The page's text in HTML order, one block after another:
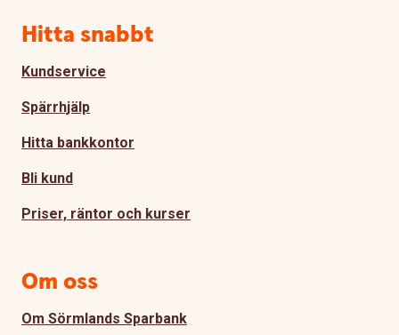
Sidfot
Hitta snabbt
Kundservice
Spärrhjälp
Hitta bankkontor
Bli kund
Priser, räntor och kurser
Om oss
Om Sörmlands Sparbank